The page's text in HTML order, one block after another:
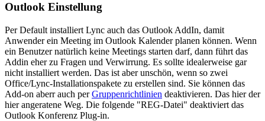
Outlook Einstellung
Per Default installiert Lync auch das Outlook AddIn, damit
Anwender ein Meeting im Outlook Kalender planen können. Wenn
ein Benutzer natürlich keine Meetings starten darf, dann führt das
Addin eher zu Fragen und Verwirrung. Es sollte idealerweise gar
nicht installiert werden. Das ist aber unschön, wenn so zwei
Office/Lync-Installationspakete zu erstellen sind. Sie können das
Add-on aberr auch perGruppenrichtlinien deaktivieren. Das hier der
hier angeratene Weg. Die folgende "REG-Datei" deaktiviert das
Outlook Konferenz Plug-in.